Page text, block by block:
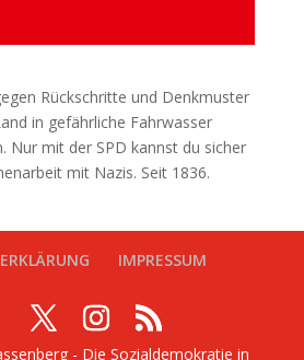
Rückschritte und Denkmuster
in gefährliche Fahrwasser
Nur mit der SPD kannst du sicher
mit Nazis. Seit 1836.
IMPRESSUM
- Die Sozialdemokratie in